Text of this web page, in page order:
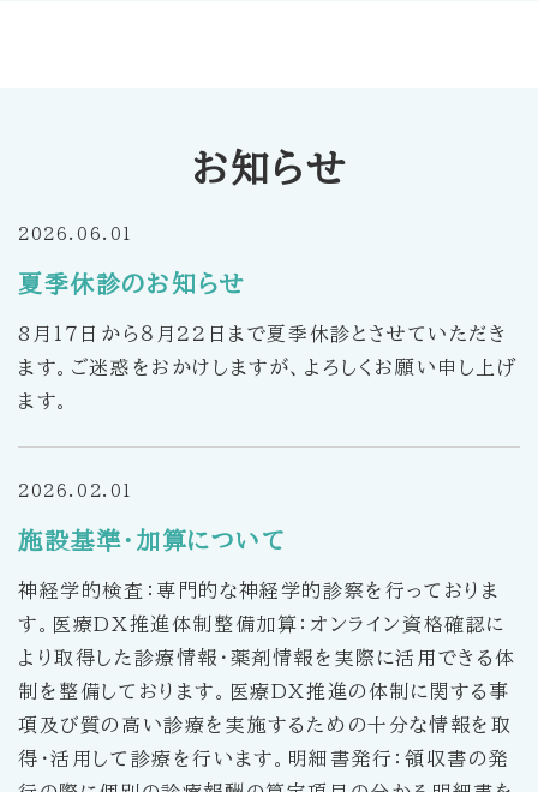
お知らせ
2026.06.01
夏季休診のお知らせ
8月１７日から８月22日まで夏季休診とさせていただき
ます。ご迷惑をおかけしますが、よろしくお願い申し上げ
ます。
2026.02.01
施設基準・加算について
神経学的検査：専門的な神経学的診察を行っておりま
す。医療DX推進体制整備加算：オンライン資格確認に
より取得した診療情報・薬剤情報を実際に活用できる体
制を整備しております。医療DX推進の体制に関する事
項及び質の高い診療を実施するための十分な情報を取
得・活用して診療を行います。明細書発行：領収書の発